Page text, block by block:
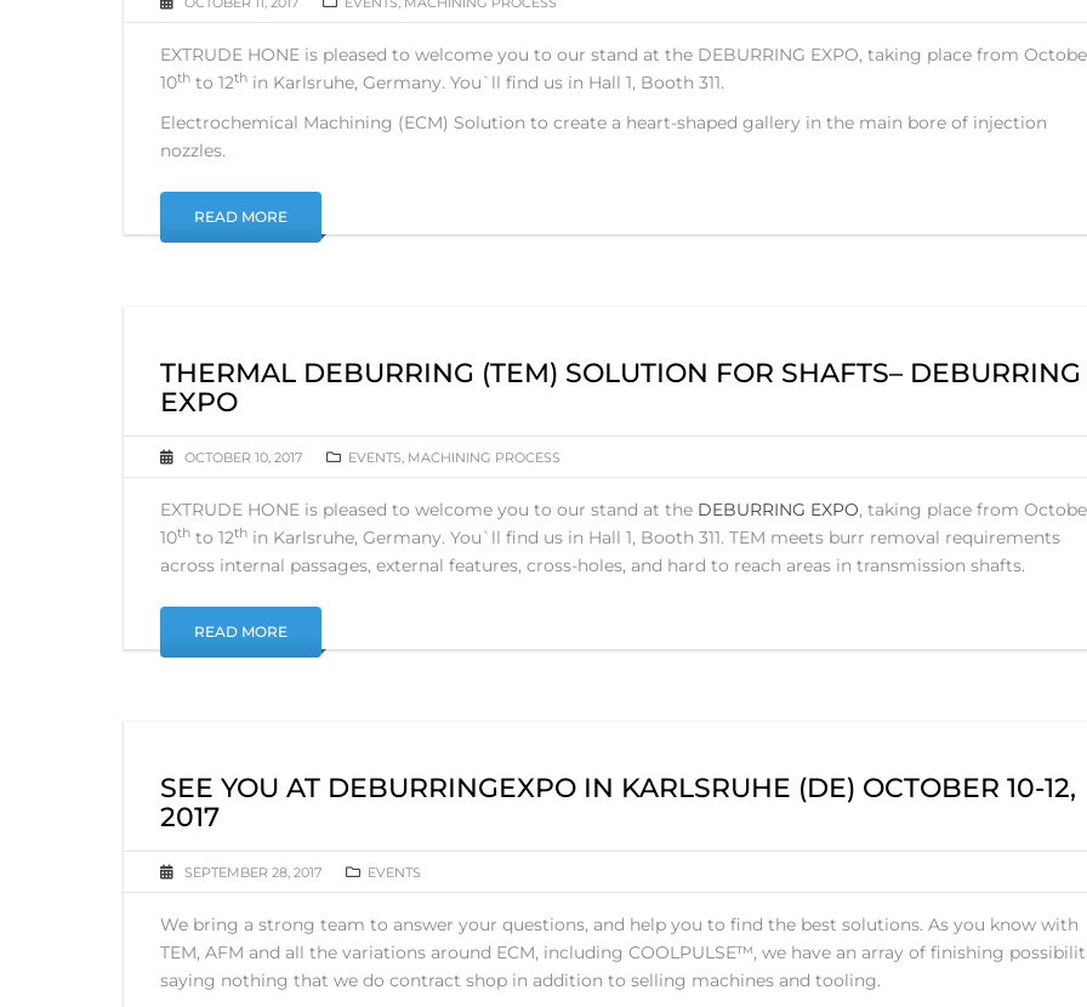
EXTRUDE HONE is pleased to welcome you to our stand at the DEBURRING EXPO, taking place from
10th to 12th in Karlsruhe, Germany. You`ll find us in Hall 1, Booth 311.
Electrochemical Machining (ECM) Solution to create a heart-shaped gallery in the main bore of injection
nozzles.
READ MORE
THERMAL DEBURRING (TEM) SOLUTION FOR SHAFTS– DEBURRING
EXPO
OCTOBER 10, 2017 EVENTS, MACHINING PROCESS
EXTRUDE HONE is pleased to welcome you to our stand at the DEBURRING EXPO, taking place from
10th to 12th in Karlsruhe, Germany. You`ll find us in Hall 1, Booth 311. TEM meets burr removal requirements
across internal passages, external features, cross-holes, and hard to reach areas in transmission shafts.
READ MORE
SEE YOU AT DEBURRINGEXPO IN KARLSRUHE (DE) OCTOBER 10-12,
2017
SEPTEMBER 28, 2017 EVENTS
We bring a strong team to answer your questions, and help you to find the best solutions. As you know with
TEM, AFM and all the variations around ECM, including COOLPULSE™, we have an array of finishing
saying nothing that we do contract shop in addition to selling machines and tooling.